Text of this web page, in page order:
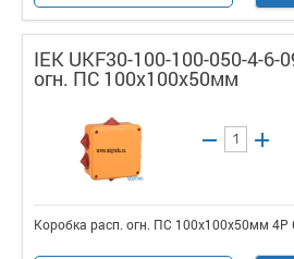
IEK UKF30-100-100-050-4-6-
огн. ПС 100х100х50мм
Коробка расп. огн. ПС 100х100х50мм 4P